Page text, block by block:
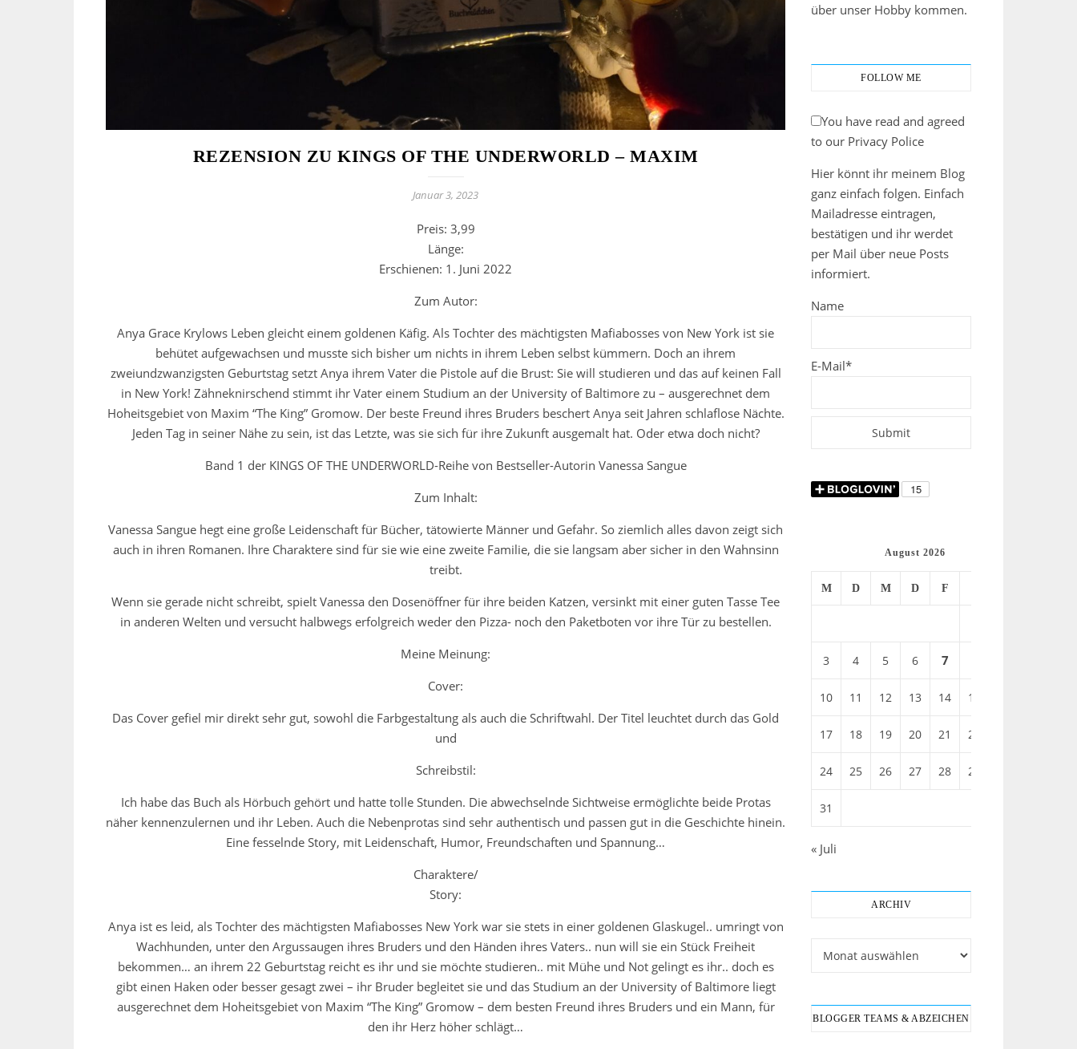
REZENSION ZU KINGS OF THE UNDERWORLD – MAXIM
Januar 3, 2023
Preis: 3,99
Länge:
Erschienen: 1. Juni 2022
Zum Autor:
Anya Grace Krylows Leben gleicht einem goldenen Käfig. Als Tochter des mächtigsten Mafiabosses von New York ist sie
behütet aufgewachsen und musste sich bisher um nichts in ihrem Leben selbst kümmern. Doch an ihrem
zweiundzwanzigsten Geburtstag setzt Anya ihrem Vater die Pistole auf die Brust: Sie will studieren und das auf keinen Fall
in New York! Zähneknirschend stimmt ihr Vater einem Studium an der University of Baltimore zu – ausgerechnet dem
Hoheitsgebiet von Maxim “The King” Gromow. Der beste Freund ihres Bruders beschert Anya seit Jahren schlaflose Nächte.
Jeden Tag in seiner Nähe zu sein, ist das Letzte, was sie sich für ihre Zukunft ausgemalt hat. Oder etwa doch nicht?
Band 1 der KINGS OF THE UNDERWORLD-Reihe von Bestseller-Autorin Vanessa Sangue
Zum Inhalt:
Vanessa Sangue hegt eine große Leidenschaft für Bücher, tätowierte Männer und Gefahr. So ziemlich alles davon zeigt sich
auch in ihren Romanen. Ihre Charaktere sind für sie wie eine zweite Familie, die sie langsam aber sicher in den Wahnsinn
treibt.
Wenn sie gerade nicht schreibt, spielt Vanessa den Dosenöffner für ihre beiden Katzen, versinkt mit einer guten Tasse Tee
in anderen Welten und versucht halbwegs erfolgreich weder den Pizza- noch den Paketboten vor ihre Tür zu bestellen.
Meine Meinung:
Cover:
Das Cover gefiel mir direkt sehr gut, sowohl die Farbgestaltung als auch die Schriftwahl. Der Titel leuchtet durch das Gold
und
Schreibstil:
Ich habe das Buch als Hörbuch gehört und hatte tolle Stunden. Die abwechselnde Sichtweise ermöglichte beide Protas
näher kennenzulernen und ihr Leben. Auch die Nebenprotas sind sehr authentisch und passen gut in die Geschichte hinein.
Eine fesselnde Story, mit Leidenschaft, Humor, Freundschaften und Spannung…
Charaktere/
Story:
Anya ist es leid, als Tochter des mächtigsten Mafiabosses New York war sie stets in einer goldenen Glaskugel.. umringt von
Wachhunden, unter den Argussaugen ihres Bruders und den Händen ihres Vaters.. nun will sie ein Stück Freiheit
bekommen… an ihrem 22 Geburtstag reicht es ihr und sie möchte studieren.. mit Mühe und Not gelingt es ihr.. doch es
gibt einen Haken oder besser gesagt zwei – ihr Bruder begleitet sie und das Studium an der University of Baltimore liegt
ausgerechnet dem Hoheitsgebiet von Maxim “The King” Gromow – dem besten Freund ihres Bruders und ein Mann, für
den ihr Herz höher schlägt…
über unser Hobby kommen.
FOLLOW ME
You have read and agreed
to our Privacy Police
Hier könnt ihr meinem Blog
ganz einfach folgen. Einfach
Mailadresse eintragen,
bestätigen und ihr werdet
per Mail über neue Posts
informiert.
Name
E-Mail*
August 2026
M D M D F
3 4 5 6 7
10 11 12 13 14 15
17 18 19 20 21 22
24 25 26 27 28 29
31
« Juli
ARCHIV
BLOGGER TEAMS & ABZEICHEN